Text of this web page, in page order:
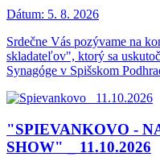
Dátum: 5. 8. 2026
Srdečne Vás pozývame na
skladateľov", ktorý sa
Synagóge v Spišskom
"SPIEVANKOVO -
SHOW" _ 11.10.2026